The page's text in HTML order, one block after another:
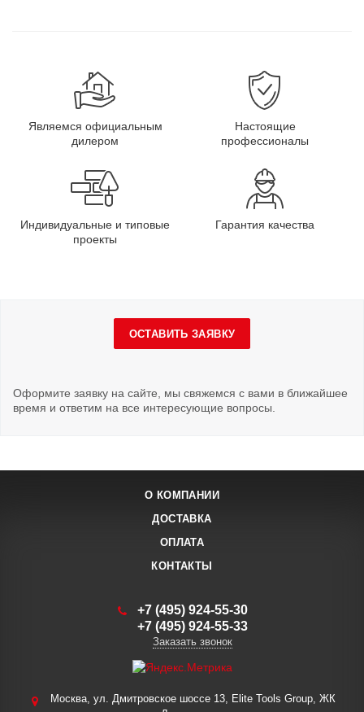
Являемся официальным
дилером
Настоящие
профессионалы
Индивидуальные и типовые
проекты
Гарантия качества
ОСТАВИТЬ ЗАЯВКУ
Оформите заявку на сайте, мы свяжемся с вами в ближайшее
время и ответим на все интересующие вопросы.
О КОМПАНИИ
ДОСТАВКА
ОПЛАТА
КОНТАКТЫ
+7 (495) 924-55-30
+7 (495) 924-55-33
Заказать звонок
Москва, ул. Дмитровское шоссе 13, Elite Tools Group, ЖК